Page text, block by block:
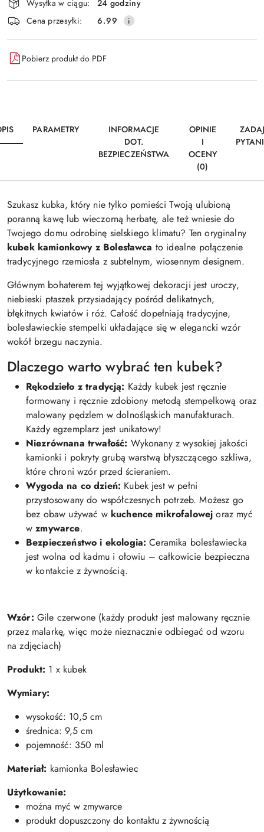
Wyślij
i
dostawa
Wysyłka w ciągu:
24 godziny
Cena przesyłki:
6.99
Pobierz produkt do PDF
PARAMETRY
INFORMACJE
DOT.
BEZPIECZEŃSTWA
OPINIE
I
OCENY
(0)
Szukasz kubka, który nie tylko pomieści Twoją ulubioną
poranną kawę lub wieczorną herbatę, ale też wniesie do
Twojego domu odrobinę sielskiego klimatu? Ten oryginalny
kubek kamionkowy z Bolesławca to idealne połączenie
tradycyjnego rzemiosła z subtelnym, wiosennym designem.
Głównym bohaterem tej wyjątkowej dekoracji jest uroczy,
niebieski ptaszek przysiadający pośród delikatnych,
błękitnych kwiatów i róż. Całość dopełniają tradycyjne,
bolesławieckie stempelki układające się w elegancki wzór
wokół brzegu naczynia.
Dlaczego warto wybrać ten kubek?
Rękodzieło z tradycją: Każdy kubek jest ręcznie
formowany i ręcznie zdobiony metodą stempelkową oraz
malowany pędzlem w dolnośląskich manufakturach.
Każdy egzemplarz jest unikatowy!
Niezrównana trwałość: Wykonany z wysokiej jakości
kamionki i pokryty grubą warstwą błyszczącego szkliwa,
które chroni wzór przed ścieraniem.
Wygoda na co dzień: Kubek jest w pełni
przystosowany do współczesnych potrzeb. Możesz go
bez obaw używać w kuchence mikrofalowej oraz myć
wzmywarce.
Bezpieczeństwo i ekologia: Ceramika bolesławiecka
jest wolna od kadmu i ołowiu – całkowicie bezpieczna
w kontakcie z żywnością.
Wzór: Gile czerwone (każdy produkt jest malowany ręcznie
przez malarkę, więc może nieznacznie odbiegać od wzoru
na zdjęciach)
Produkt: 1 x kubek
Wymiary:
wysokość: 10,5 cm
średnica: 9,5 cm
pojemność: 350 ml
Materiał: kamionka Bolesławiec
Użytkowanie:
można myć w zmywarce
produkt dopuszczony do kontaktu z żywnością